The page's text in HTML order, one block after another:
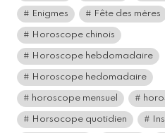
Enigmes Fête des mères
Horoscope chinois
Horoscope hebdomadaire
Horoscope hedomadaire
horoscope mensuel
Horsocope quotidien